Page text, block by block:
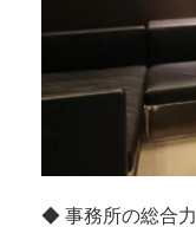
◆ 事務所の総合力